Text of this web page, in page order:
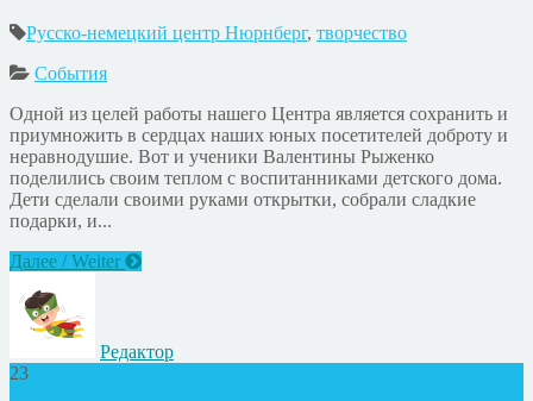
Русско-немецкий центр Нюрнберг, творчество
События
Одной из целей работы нашего Центра является сохранить и
приумножить в сердцах наших юных посетителей доброту и
неравнодушие. Вот и ученики Валентины Рыженко
поделились своим теплом с воспитанниками детского дома.
Дети сделали своими руками открытки, собрали сладкие
подарки, и...
Далее / Weiter
Редактор
23